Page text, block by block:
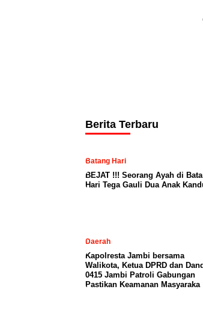
Berita Terbaru
Batang Hari
BEJAT !!! Seorang Ayah di
Hari Tega Gauli Dua Anak
Daerah
Kapolresta Jambi bersama
Walikota, Ketua DPRD dan
0415 Jambi Patroli Gabungan
Pastikan Keamanan Masyaraka